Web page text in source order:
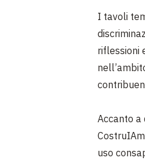
I tavoli
riflessioni
Accanto a
uso